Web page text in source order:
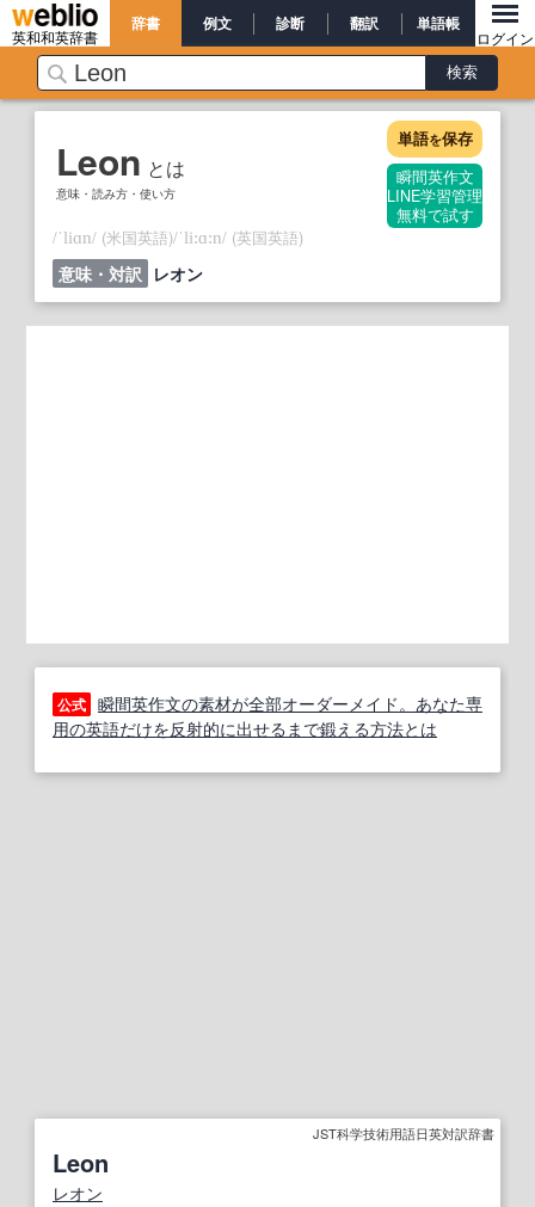
英和和英辞書
辞書 例文 診断 翻訳 単語帳
ログイン
Leon とは
意味・読み方・使い方
単語を保存
瞬間英作文
LINE学習管理
無料で試す
/ˈliɑn/ (米国英語)/ˈli:ɑ:n/ (英国英語)
意味・対訳 レオン
公式 瞬間英作文の素材が全部オーダーメイド。あなた専
用の英語だけを反射的に出せるまで鍛える方法とは
JST科学技術用語日英対訳辞書
Leon
レオン